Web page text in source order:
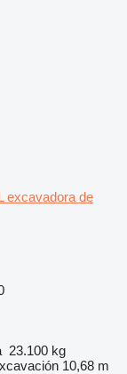
excavadora de
23.100 kg
10,68 m